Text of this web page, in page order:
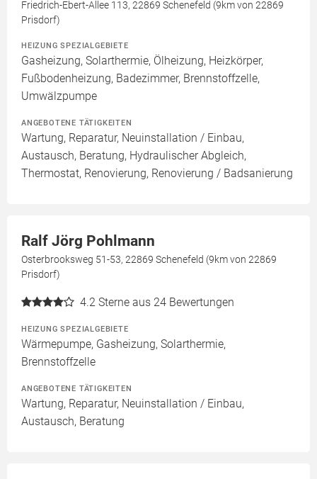
Friedrich-Ebert-Allee 113, 22869 Schenefeld (9km von 22869
Prisdorf)
HEIZUNG SPEZIALGEBIETE
Gasheizung, Solarthermie, Ölheizung, Heizkörper,
Fußbodenheizung, Badezimmer, Brennstoffzelle,
Umwälzpumpe
ANGEBOTENE TÄTIGKEITEN
Wartung, Reparatur, Neuinstallation / Einbau,
Austausch, Beratung, Hydraulischer Abgleich,
Thermostat, Renovierung, Renovierung / Badsanierung
Ralf Jörg Pohlmann
Osterbrooksweg 51-53, 22869 Schenefeld (9km von 22869
Prisdorf)
4.2 Sterne aus 24 Bewertungen
HEIZUNG SPEZIALGEBIETE
Wärmepumpe, Gasheizung, Solarthermie,
Brennstoffzelle
ANGEBOTENE TÄTIGKEITEN
Wartung, Reparatur, Neuinstallation / Einbau,
Austausch, Beratung